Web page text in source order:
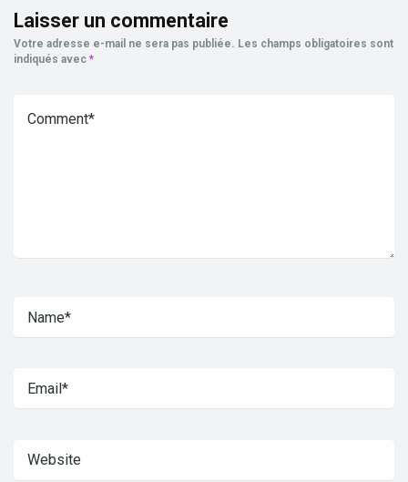
Laisser un commentaire
Votre adresse e-mail ne sera pas publiée. Les champs obligatoires sont
indiqués avec *